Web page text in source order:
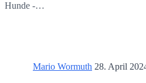
Hunde -…
Mario Wormuth 28. April